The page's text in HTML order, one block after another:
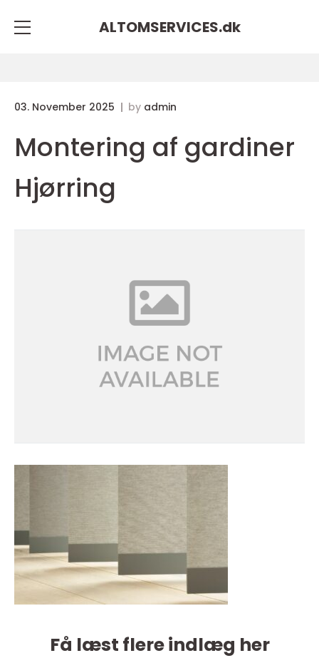
ALTOMSERVICES.dk
03. November 2025 by admin
Montering af gardiner
Hjørring
Få læst flere indlæg her